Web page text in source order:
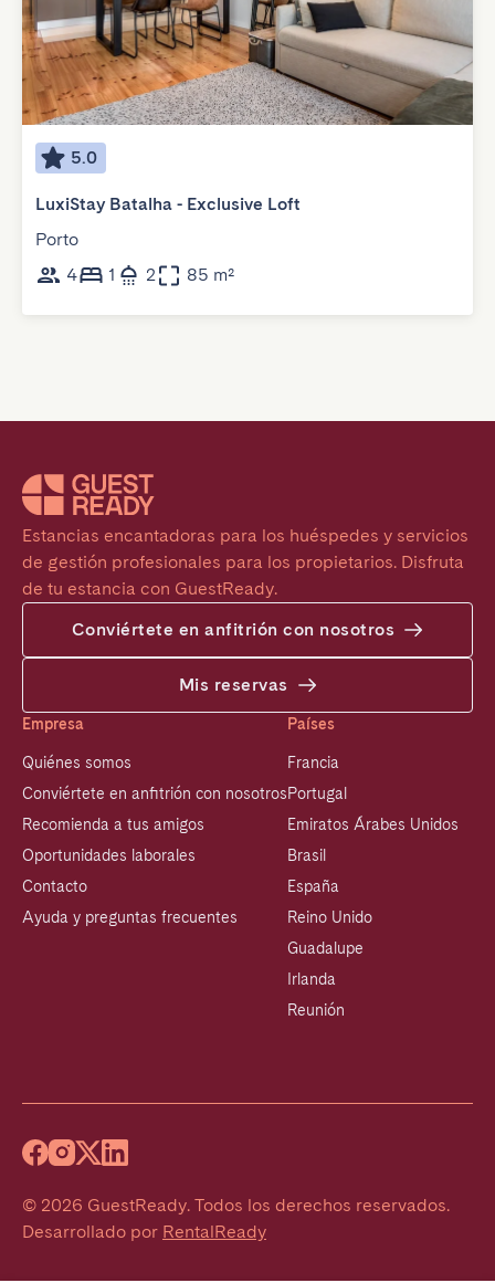
5.0
LuxiStay Batalha - Exclusive Loft
Porto
4
1 2 85 m²
Estancias encantadoras para los huéspedes y servicios
de gestión profesionales para los propietarios. Disfruta
de tu estancia con GuestReady.
Conviértete en anfitrión con nosotros
Mis reservas
Empresa
Quiénes somos
Conviértete en anfitrión con nosotros
Recomienda a tus amigos
Oportunidades laborales
Contacto
Ayuda y preguntas frecuentes
Países
Francia
Portugal
Emiratos Árabes Unidos
Brasil
España
Reino Unido
Guadalupe
Irlanda
Reunión
© 2026 GuestReady. Todos los derechos reservados.
Desarrollado por RentalReady